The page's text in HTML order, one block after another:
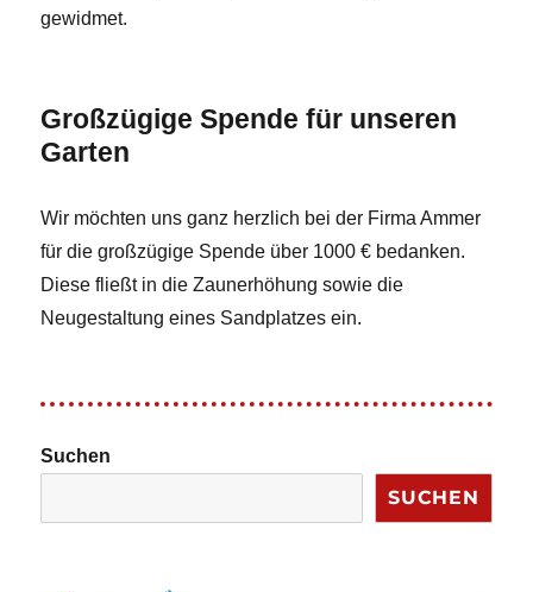
gewidmet.
Großzügige Spende für unseren
Garten
Wir möchten uns ganz herzlich bei der Firma Ammer
für die großzügige Spende über 1000 € bedanken.
Diese fließt in die Zaunerhöhung sowie die
Neugestaltung eines Sandplatzes ein.
Suchen
SUCHEN